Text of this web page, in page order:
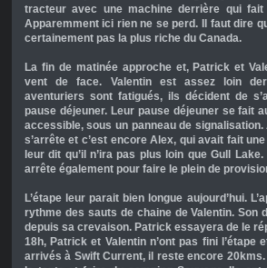
tracteur avec une machine derrière qui
Apparemment ici rien ne se perd. Il faut dire
certainement pas la plus riche du Canada.
La fin de matinée approche et, Patrick et
vent de face. Valentin est assez loin
aventuriers sont fatigués, ils décident de
pause déjeuner. Leur pause déjeuner se fait
accessible, sous un panneau de
s’arrête et c’est encore Alex, qui avait fait
leur dit qu’il n’ira pas plus loin que Gull
arrête également pour faire le plein de
L’étape leur parait bien longue aujourd’hui.
rythme des sauts de chaine de Valentin. Son
depuis sa crevaison. Patrick essayera de le
18h, Patrick et Valentin n’ont pas fini l’étape
arrivés à Swift Current, il reste encore